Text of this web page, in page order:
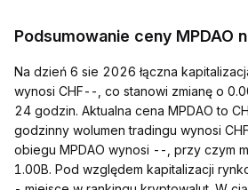
Podsumowanie ceny MPDAO
Na dzień 6 sie 2026 łączna
wynosi CHF--, co stanowi zmianę o
24 godzin. Aktualna cena MPDAO to
godzinny wolumen tradingu wynosi
obiegu MPDAO wynosi --, przy czym
1.00B. Pod względem kapitalizacji